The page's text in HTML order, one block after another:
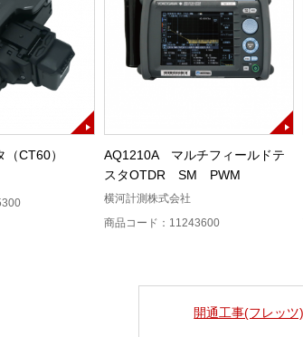
CT60）
AQ1210A マルチフィールドテ
スタOTDR SM PWM
横河計測株式会社
商品コード：11243600
開通工事(フレッ